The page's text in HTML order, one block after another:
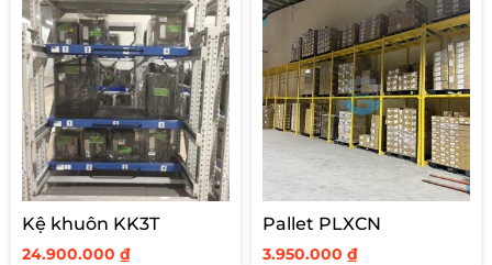
Kệ khuôn KK3T
24.900.000 ₫
Pallet PLXCN
3.950.000 ₫